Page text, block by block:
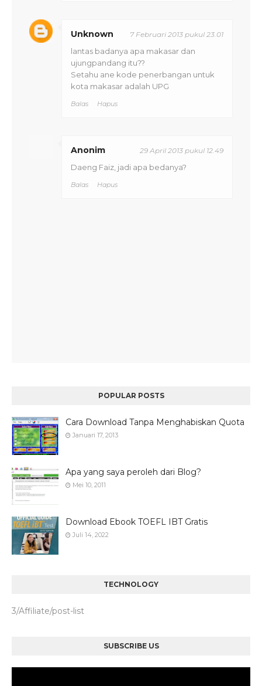
Unknown 7 Februari 2013 pukul 23.01
lantas badanya apa makasar dan
ujungpandang itu??
Setahu ane kode penerbangan untuk
kota makasar adalah UPG
Balas Hapus
Anonim 29 April 2013 pukul 12.49
Daeng Faiz, jadi apa bedanya?
Balas Hapus
POPULAR POSTS
Cara Download Tanpa Menghabiskan Quota
Januari 17, 2013
Apa yang saya peroleh dari Blog?
Mei 10, 2011
Download Ebook TOEFL IBT Gratis
Juli 14, 2022
TECHNOLOGY
3/Affiliate/post-list
SUBSCRIBE US